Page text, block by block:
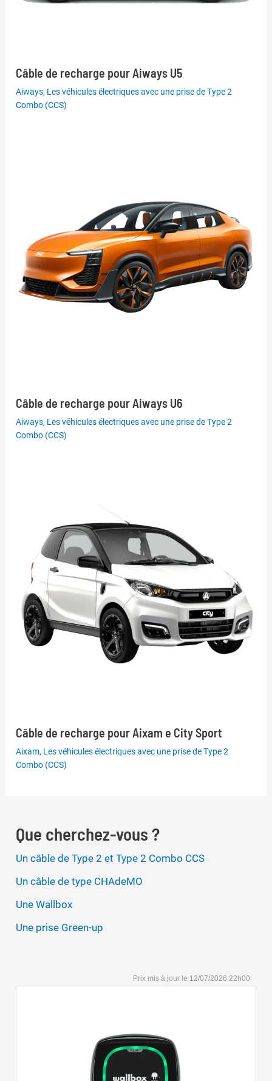
Câble de recharge pour Aiways U5
Aiways, Les véhicules électriques avec une prise de Type 2
Combo (CCS)
Câble de recharge pour Aiways U6
Aiways, Les véhicules électriques avec une prise de Type 2
Combo (CCS)
Câble de recharge pour Aixam e City Sport
Aixam, Les véhicules électriques avec une prise de Type 2
Combo (CCS)
Que cherchez-vous ?
Un câble de Type 2 et Type 2 Combo CCS
Un câble de type CHAdeMO
Une Wallbox
Une prise Green-up
12/07/2026 22h00